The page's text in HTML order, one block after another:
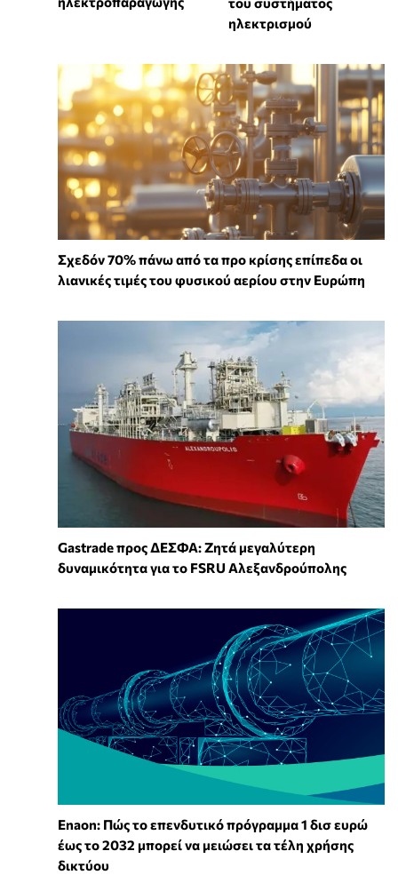
ηλεκτρισμού
Σχεδόν 70% πάνω από τα προ κρίσης επίπεδα οι
λιανικές τιμές του φυσικού αερίου στην Ευρώπη
Gastrade προς ΔΕΣΦΑ: Ζητά μεγαλύτερη
δυναμικότητα για το FSRU Αλεξανδρούπολης
Enaon: Πώς το επενδυτικό πρόγραμμα 1 δισ ευρώ
έως το 2032 μπορεί να μειώσει τα τέλη χρήσης
δικτύου